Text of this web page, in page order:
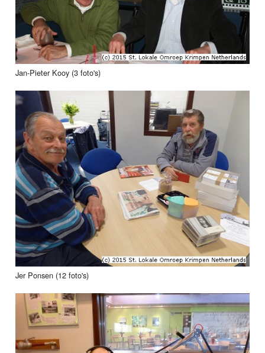
Jan-Pieter Kooy (3 foto's)
Jer Ponsen (12 foto's)